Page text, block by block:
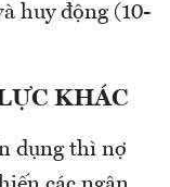
huy động (10-
KHÁC
dụng thì nợ